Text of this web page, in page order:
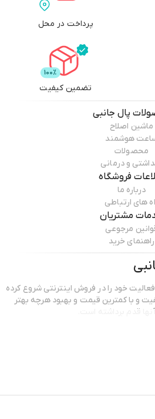
پرداخت در محل
تضمین کیفیت
پال جانبی
ماشین اصلاح
هوشمند
محصولات
و درمانی
فروشگاه
درباره ما
های ارتباطی
مشتریان
مرجوعی
راهنمای خرید
فروشگاه پال جانبی از سال 1399 فعالیت خود را در فروش اینترنتی شروع کرده
و با کمترین قیمت و بهبود هرچه بهتر
قدم برداشته است.